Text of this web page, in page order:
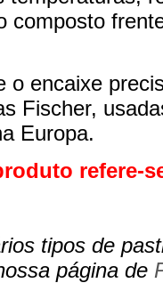
composto
o encaixe
Fischer,
Europa.
refere-
tipos de
página de